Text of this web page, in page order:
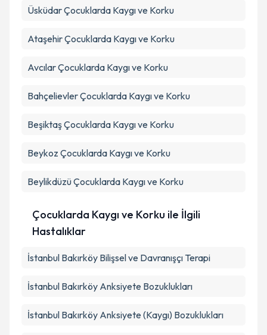
ÜsküdarÇocuklarda Kaygı ve Korku
AtaşehirÇocuklarda Kaygı ve Korku
AvcılarÇocuklarda Kaygı ve Korku
BahçelievlerÇocuklarda Kaygı ve Korku
BeşiktaşÇocuklarda Kaygı ve Korku
Beykoz Çocuklarda Kaygı ve Korku
BeylikdüzüÇocuklarda Kaygı ve Korku
Çocuklarda Kaygı ve Korku ile İlgili
Hastalıklar
İstanbul Bakırköy Bilişsel ve Davranışçı Terapi
İstanbul Bakırköy Anksiyete Bozuklukları
İstanbul Bakırköy Anksiyete (Kaygı) Bozuklukları